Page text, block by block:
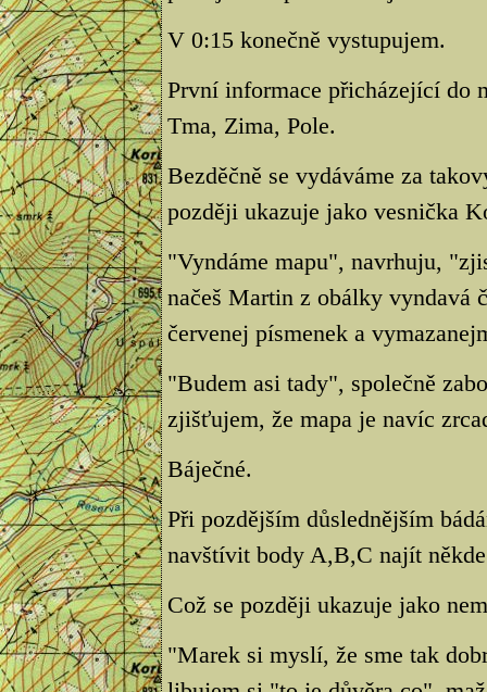
V 0:15 konečně vystupujem.
První informace přicházející do
Tma, Zima, Pole.
Bezděčně se vydáváme za
později ukazuje jako vesnička
"Vyndáme mapu", navrhuju,
načeš Martin z obálky vyndavá
červenej písmenek a
"Budem asi tady", společně
zjišťujem, že mapa je navíc
Báječné.
Při pozdějším důslednějším
navštívit body A,B,C najít
Což se později ukazuje jako
"Marek si myslí, že sme tak